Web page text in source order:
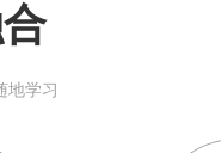
地学习